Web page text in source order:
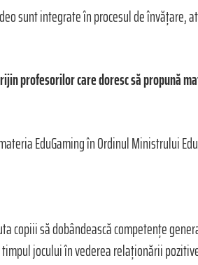
sunt integrate în procesul de învățare,
profesorilor care doresc să propună
EduGaming în Ordinul Ministrului
copiii să dobândească competențe
jocului în vederea relaționării